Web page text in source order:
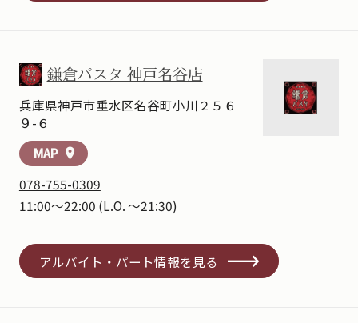
鎌倉パスタ 神戸名谷店
兵庫県神戸市垂水区名谷町小川２５６
９-６
MAP location_on
078-755-0309
11:00～22:00 (L.O. ～21:30)
アルバイト・パート情報を見る